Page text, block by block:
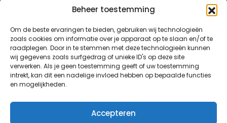
Beheer toestemming
Om de beste ervaringen te bieden, gebruiken wij technologieën
zoals cookies om informatie over je apparaat op te slaan en/of te
raadplegen. Door in te stemmen met deze technologieën kunnen
wij gegevens zoals surfgedrag of unieke ID's op deze site
verwerken. Als je geen toestemming geeft of uw toestemming
intrekt, kan dit een nadelige invloed hebben op bepaalde functies
en mogelijkheden.
Accepteren
Muurdoorvoerstukken
Hijspotten en spindelpotten
CONTACTINFORMATIE
Molenwerf 5 1911 DB Uitgeest
info@bezo.nl